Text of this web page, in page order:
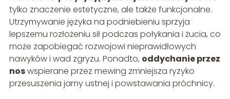
tylko znaczenie estetyczne, ale także funkcjonalne.
Utrzymywanie języka na podniebieniu sprzyja
lepszemu rozłożeniu sił podczas połykania i żucia, co
może zapobiegać rozwojowi nieprawidłowych
nawyków i wad zgryzu. Ponadto, oddychanie przez
noswspierane przez mewing zmniejsza ryzyko
przesuszenia jamy ustnej i powstawania próchnicy.